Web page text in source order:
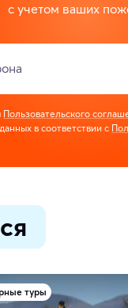
с учетом ваших
Пользовательского
в соответствии с
туры